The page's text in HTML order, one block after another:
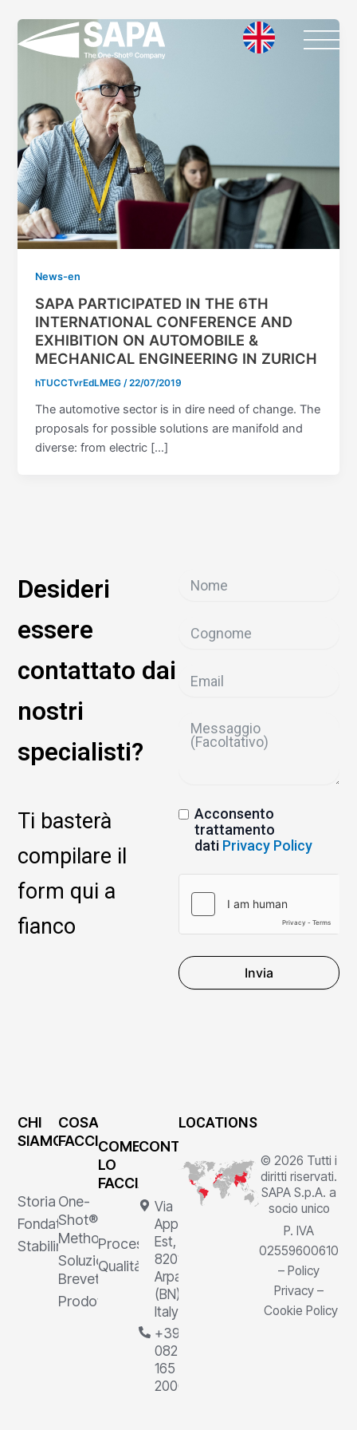
contenuto
News-en
SAPA PARTICIPATED IN THE 6TH
INTERNATIONAL CONFERENCE AND
EXHIBITION ON AUTOMOBILE &
MECHANICAL ENGINEERING IN ZURICH
hTUCCTvrEdLMEG/22/07/2019
The automotive sector is in dire need of change. The
proposals for possible solutions are manifold and
diverse: from electric […]
Desideri
essere
contattato dai
nostri
specialisti?
Ti basterà
compilare il
form qui a
fianco
Acconsento
trattamento
dati Privacy Policy
Invia
CHI
SIAMO
Storia
Fondatore
Stabilimenti
COSA
FACCIAMO
One-
Shot®
Method
Soluzioni
Brevettate
Prodotti
COME
LO
FACCIAMO
Processi
Qualità
CONTATTI
Via
Appia
Est, 1,
82011
Arpaia
(BN),
Italy
+39
0823
165
2000
LOCATIONS
© 2026 Tutti i
diritti riservati.
SAPA S.p.A. a
socio unico
P. IVA
02559600610
–Policy
Privacy –
Cookie Policy